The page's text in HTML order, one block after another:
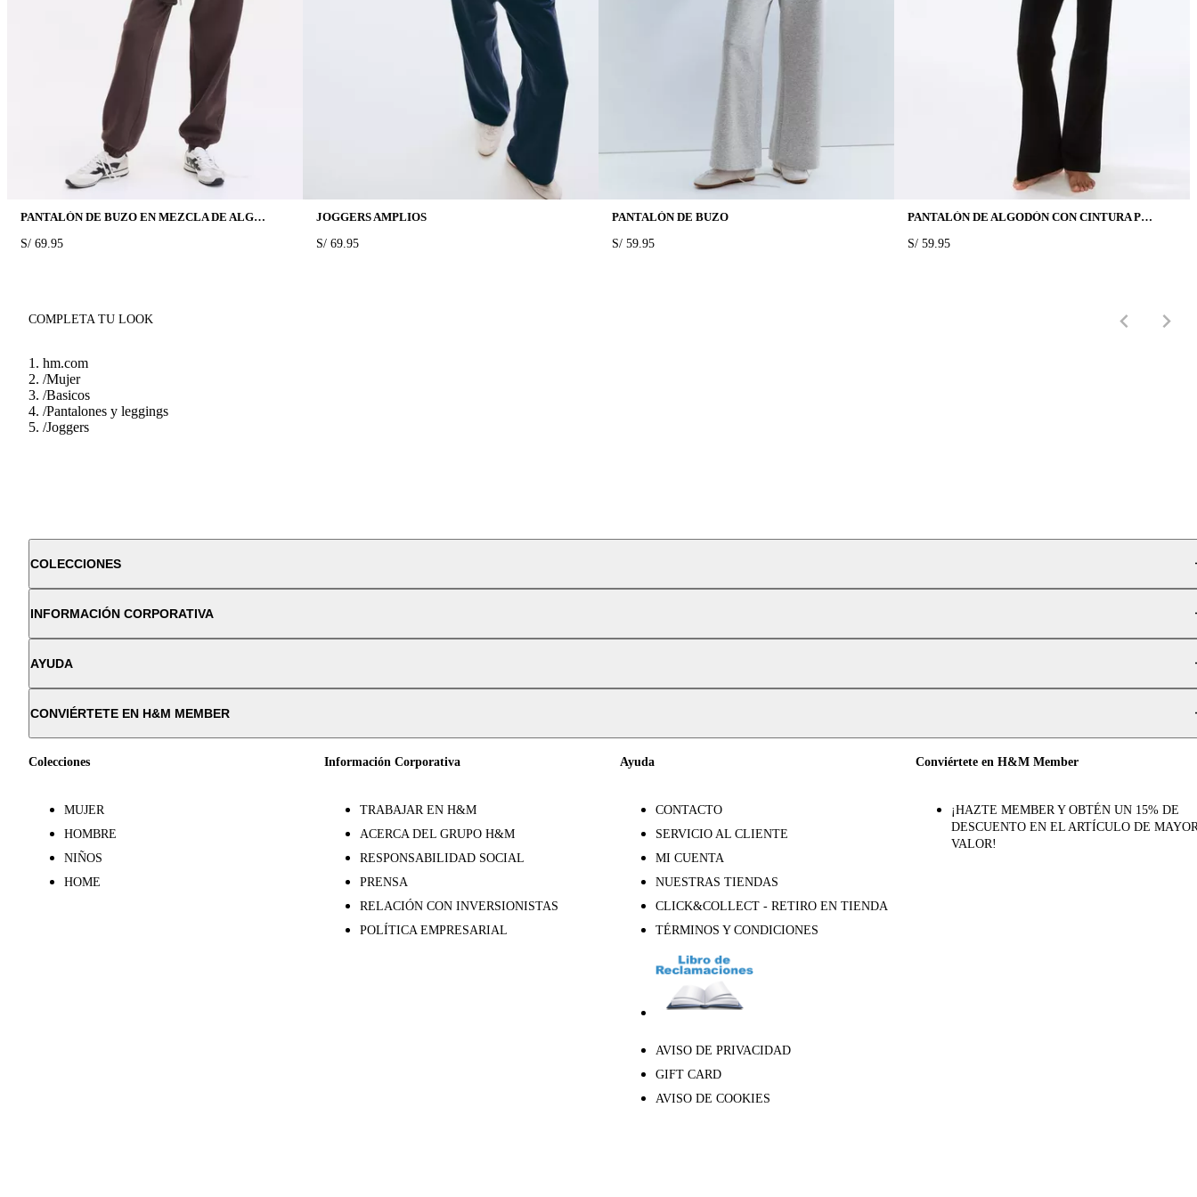
PANTALÓN DE BUZO EN MEZCLA DE ALGODÓN
PRICE:
S/ 69.95
JOGGERS AMPLIOS
PRICE:
S/ 69.95
PANTALÓN DE BUZO
PRICE:
S/ 59.95
PANTALÓN DE ALGODÓN CON CINTURA PLEGABLE
PRICE:
S/ 59.95
COMPLETA TU LOOK
hm.com
/Mujer
/Basicos
/Pantalones y leggings
/Joggers
COLECCIONES
INFORMACIÓN CORPORATIVA
AYUDA
CONVIÉRTETE EN H&M MEMBER
Colecciones
MUJER
HOMBRE
NIÑOS
HOME
Información Corporativa
TRABAJAR EN H&M
ACERCA DEL GRUPO H&M
RESPONSABILIDAD SOCIAL
PRENSA
RELACIÓN CON INVERSIONISTAS
POLÍTICA EMPRESARIAL
Ayuda
CONTACTO
SERVICIO AL CLIENTE
MI CUENTA
NUESTRAS TIENDAS
CLICK&COLLECT - RETIRO EN TIENDA
TÉRMINOS Y CONDICIONES
AVISO DE PRIVACIDAD
GIFT CARD
AVISO DE COOKIES
Conviértete en H&M Member
¡HAZTE MEMBER Y OBTÉN UN 15% DE
DESCUENTO EN EL ARTÍCULO DE
VALOR!